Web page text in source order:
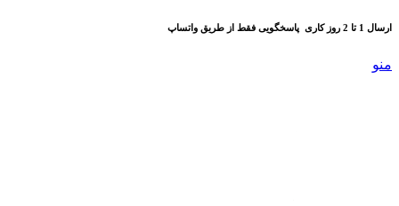
ارسال 1 تا 2 روز کاری پاسخگویی فقط از طریق واتساپ
منو